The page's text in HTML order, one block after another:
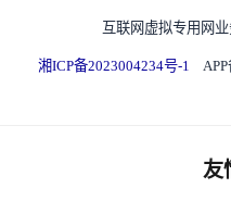
互联网虚拟专用网
湘ICP备2023004234号-1 APP
友